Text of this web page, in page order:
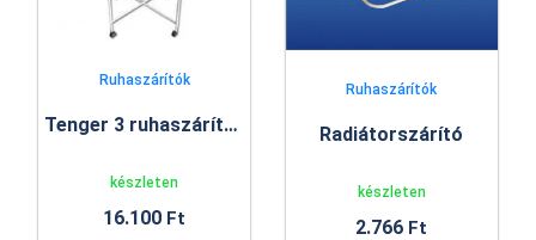
Ruhaszárítók
Tenger 3 ruhaszárító állvány
készleten
16.100 Ft
Ruhaszárítók
Radiátorszárító
készleten
2.766 Ft